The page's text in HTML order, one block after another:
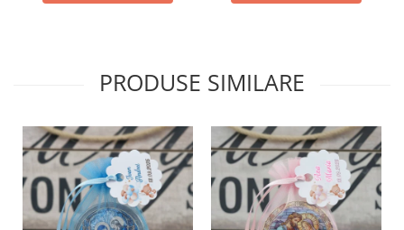
PRODUSE SIMILARE